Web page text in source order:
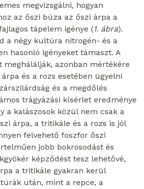
megvizsgálni, hogyan
az őszi búza az őszi árpa a
tápelem igénye (1. ábra).
a négy kultúra nitrogén- és a
hasonló igényeket támaszt. A
meghálálják, azonban mértékére
és a rozs esetében ügyelni
és a megdőlés
trágyázási kísérlet eredménye
a kalászosok közül nem csak a
árpa, a tritikále és a rozs is jól
felvehető foszfor őszi
jobb bokrosodást és
képződést tesz lehetővé,
a tritikále gyakran kerül
után, mint a repce, a